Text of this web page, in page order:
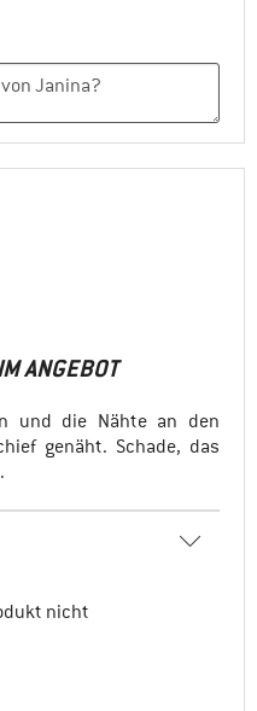
ANGEBOT
und die Nähte an den
genäht. Schade, das
nicht